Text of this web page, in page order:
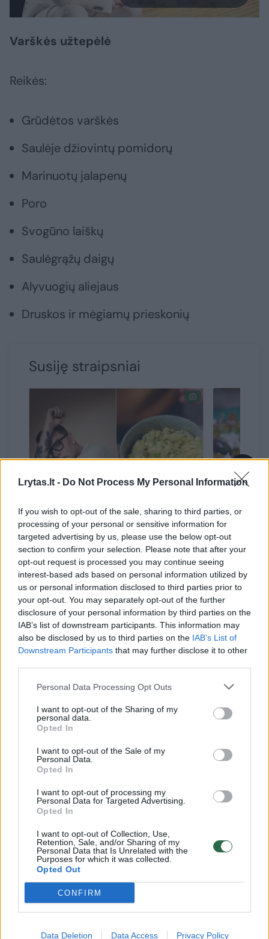
Lrytas.lt - Do Not Process My Personal Information
If you wish to opt-out of the sale, sharing to third parties, or
processing of your personal or sensitive information for
targeted advertising by us, please use the below opt-out
section to confirm your selection. Please note that after your
opt-out request is processed you may continue seeing
interest-based ads based on personal information utilized by
us or personal information disclosed to third parties prior to
your opt-out. You may separately opt-out of the further
disclosure of your personal information by third parties on the
IAB’s list of downstream participants. This information may
also be disclosed by us to third parties on the IAB’s List of
Downstream Participants that may further disclose it to other
Personal Data Processing Opt Outs
I want to opt-out of the Sharing of my
personal data.
Opted In
I want to opt-out of the Sale of my
Personal Data.
Opted In
I want to opt-out of processing my
Personal Data for Targeted Advertising.
Opted In
I want to opt-out of Collection, Use,
Retention, Sale, and/or Sharing of my
Personal Data that Is Unrelated with the
Purposes for which it was collected.
Opted Out
CONFIRM
Data Deletion Data Access Privacy Policy
Varškės užtepėlė
Reikės:
Grūdėtos varškės
Saulėje džiovintų pomidorų
Marinuotų jalapenų
Poro
Svogūno laiškų
Saulėgrąžų daigų
Alyvuogių aliejaus
Druskos ir mėgiamų prieskonių
Susiję straipsniai
Internautai eina iš proto dėl
šių salotų: paruoškite jas
pagal S. Vaitulionio versiją
K.
receptą,
jos
Į trintuvą dedame grūdėtą varškę, saulėje
džiovintus pomidorus ir marinuotus
jalapenus.
– pagal skonį. Ir minutę paskrolinam, kol
„blenderiuojasi“.
Pagardiname alyvuogių aliejumi, mėgstamais
prieskoniais. Aš čia dedua la japonišką 7
prieskonių mišinį ir saulėgrąžų daigais dėl
gaivumo.
Man ši užtepėlė tobulai tinka su ekologiška ir
sveika grūdų duona be miltų, kurią išsikeptų
net vaikas. Mišinį užpilate verdančiu